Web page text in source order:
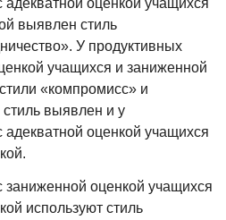
выявлен стиль
У продуктивных
учащихся и заниженной
«компромисс» и
выявлен и у
адекватной оценкой учащихся
заниженной оценкой учащихся
используют стиль